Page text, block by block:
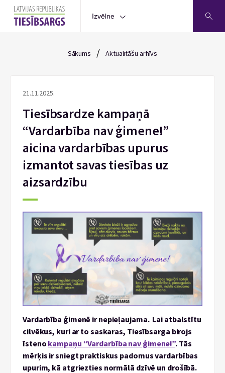
Izvēlne
Sākums / Aktualitāšu arhīvs
21.11.2025.
Tiesībsardze kampaņā
“Vardarbība nav ģimene!”
aicina vardarbības upurus
izmantot savas tiesības uz
aizsardzību
Vardarbība ģimenē ir nepieļaujama. Lai atbalstītu
cilvēkus, kuri ar to saskaras, Tiesībsarga birojs
īsteno kampaņu “Vardarbība nav ģimene!”. Tās
mērķis ir sniegt praktiskus padomus vardarbības
upurim, kā atgriezties normālā dzīvē un drošībā.